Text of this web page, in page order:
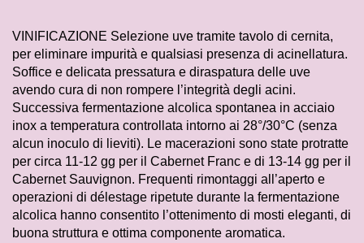
VINIFICAZIONE Selezione uve tramite tavolo di cernita,
per eliminare impurità e qualsiasi presenza di acinellatura.
Soffice e delicata pressatura e diraspatura delle uve
avendo cura di non rompere l’integrità degli acini.
Successiva fermentazione alcolica spontanea in acciaio
inox a temperatura controllata intorno ai 28°/30°C (senza
alcun inoculo di lieviti). Le macerazioni sono state protratte
per circa 11-12 gg per il Cabernet Franc e di 13-14 gg per il
Cabernet Sauvignon. Frequenti rimontaggi all’aperto e
operazioni di délestage ripetute durante la fermentazione
alcolica hanno consentito l’ottenimento di mosti eleganti, di
buona struttura e ottima componente aromatica.